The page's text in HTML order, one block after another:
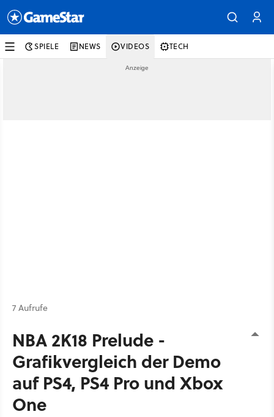
SPIELE NEWS VIDEOS TECH
7 Aufrufe
NBA 2K18 Prelude -
Grafikvergleich der Demo
auf PS4, PS4 Pro und Xbox
One